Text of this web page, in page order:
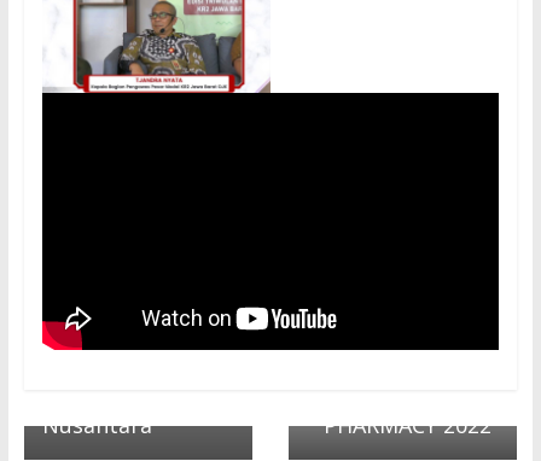
Melalui Latihan
Olahraga
Nusantara
INTERNATIONAL
PHARMACY 2022”